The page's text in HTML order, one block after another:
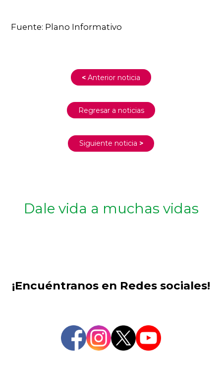
Fuente: Plano Informativo
< Anterior noticia
Regresar a noticias
Siguiente noticia >
Dale vida a muchas vidas
¡Encuéntranos en Redes sociales!